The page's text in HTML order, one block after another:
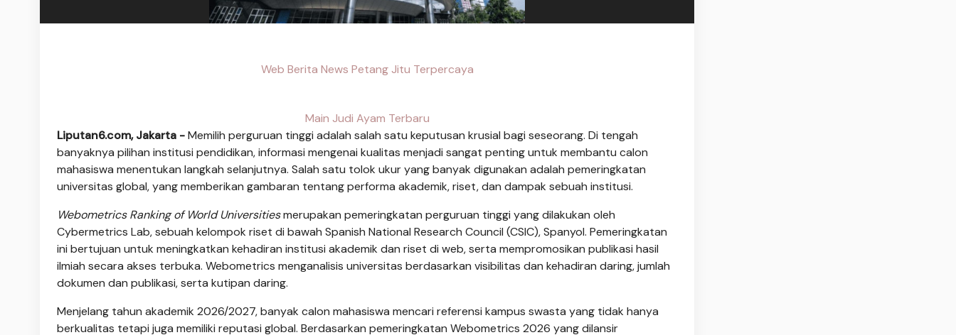
Web Berita News Petang Jitu Terpercaya
Main Judi Ayam Terbaru
Liputan6.com, Jakarta -Memilih perguruan tinggi adalah salah satu keputusan krusial bagi seseorang. Di tengah
banyaknya pilihan institusi pendidikan, informasi mengenai kualitas menjadi sangat penting untuk membantu calon
mahasiswa menentukan langkah selanjutnya. Salah satu tolok ukur yang banyak digunakan adalah pemeringkatan
universitas global, yang memberikan gambaran tentang performa akademik, riset, dan dampak sebuah institusi.
Webometrics Ranking of World Universitiesmerupakan pemeringkatan perguruan tinggi yang dilakukan oleh
Cybermetrics Lab, sebuah kelompok riset di bawah Spanish National Research Council (CSIC), Spanyol. Pemeringkatan
ini bertujuan untuk meningkatkan kehadiran institusi akademik dan riset di web, serta mempromosikan publikasi hasil
ilmiah secara akses terbuka. Webometrics menganalisis universitas berdasarkan visibilitas dan kehadiran daring, jumlah
dokumen dan publikasi, serta kutipan daring.
Menjelang tahun akademik 2026/2027, banyak calon mahasiswa mencari referensi kampus swasta yang tidak hanya
berkualitas tetapi juga memiliki reputasi global. Berdasarkan pemeringkatan Webometrics 2026 yang dilansir